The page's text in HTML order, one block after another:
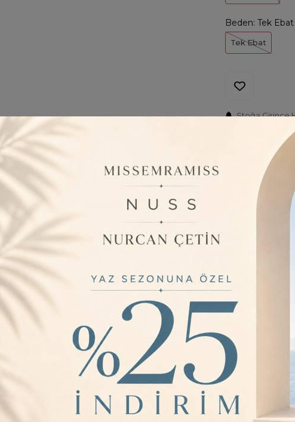
Beden: Tek Ebat
Tek Ebat
Stoğa Girince
Fiyatı
İade Bilgisi:
ÜRÜN BILGISI
İmalat,
Genişlik : 19
Kampanya
bulunmaktadır.
belirlemektedir. ; ;